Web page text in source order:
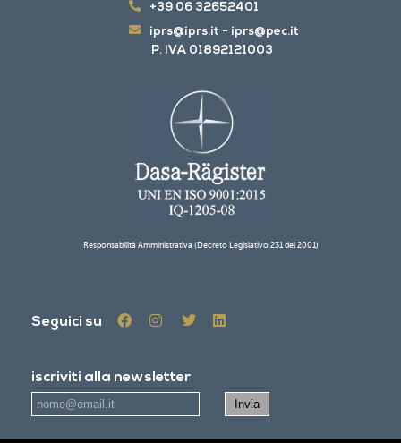
+39 06 32652401
iprs@iprs.it - iprs@pec.it
P. IVA 01892121003
Responsabilità Amministrativa (Decreto Legislativo 231 del 2001)
Seguici su
iscriviti alla newsletter